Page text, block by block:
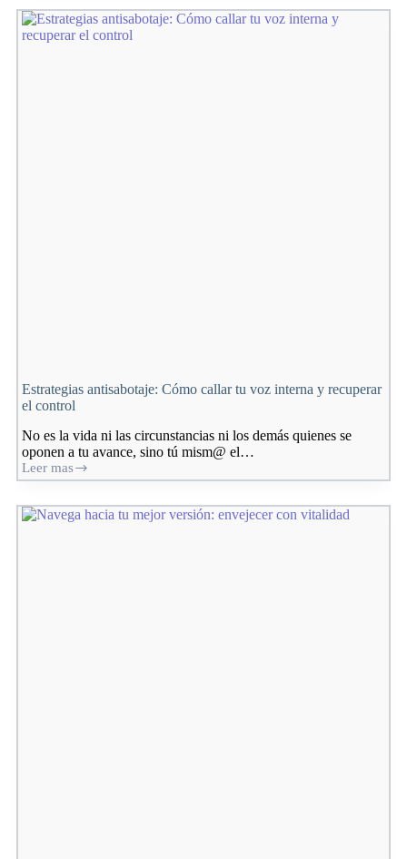
en
la
cocina
Estrategias antisabotaje: Cómo callar tu voz interna y recuperar
el control
No es la vida ni las circunstancias ni los demás quienes se
oponen a tu avance, sino tú mism@ el…
Leer mas
Estrategias
Cómo
callar